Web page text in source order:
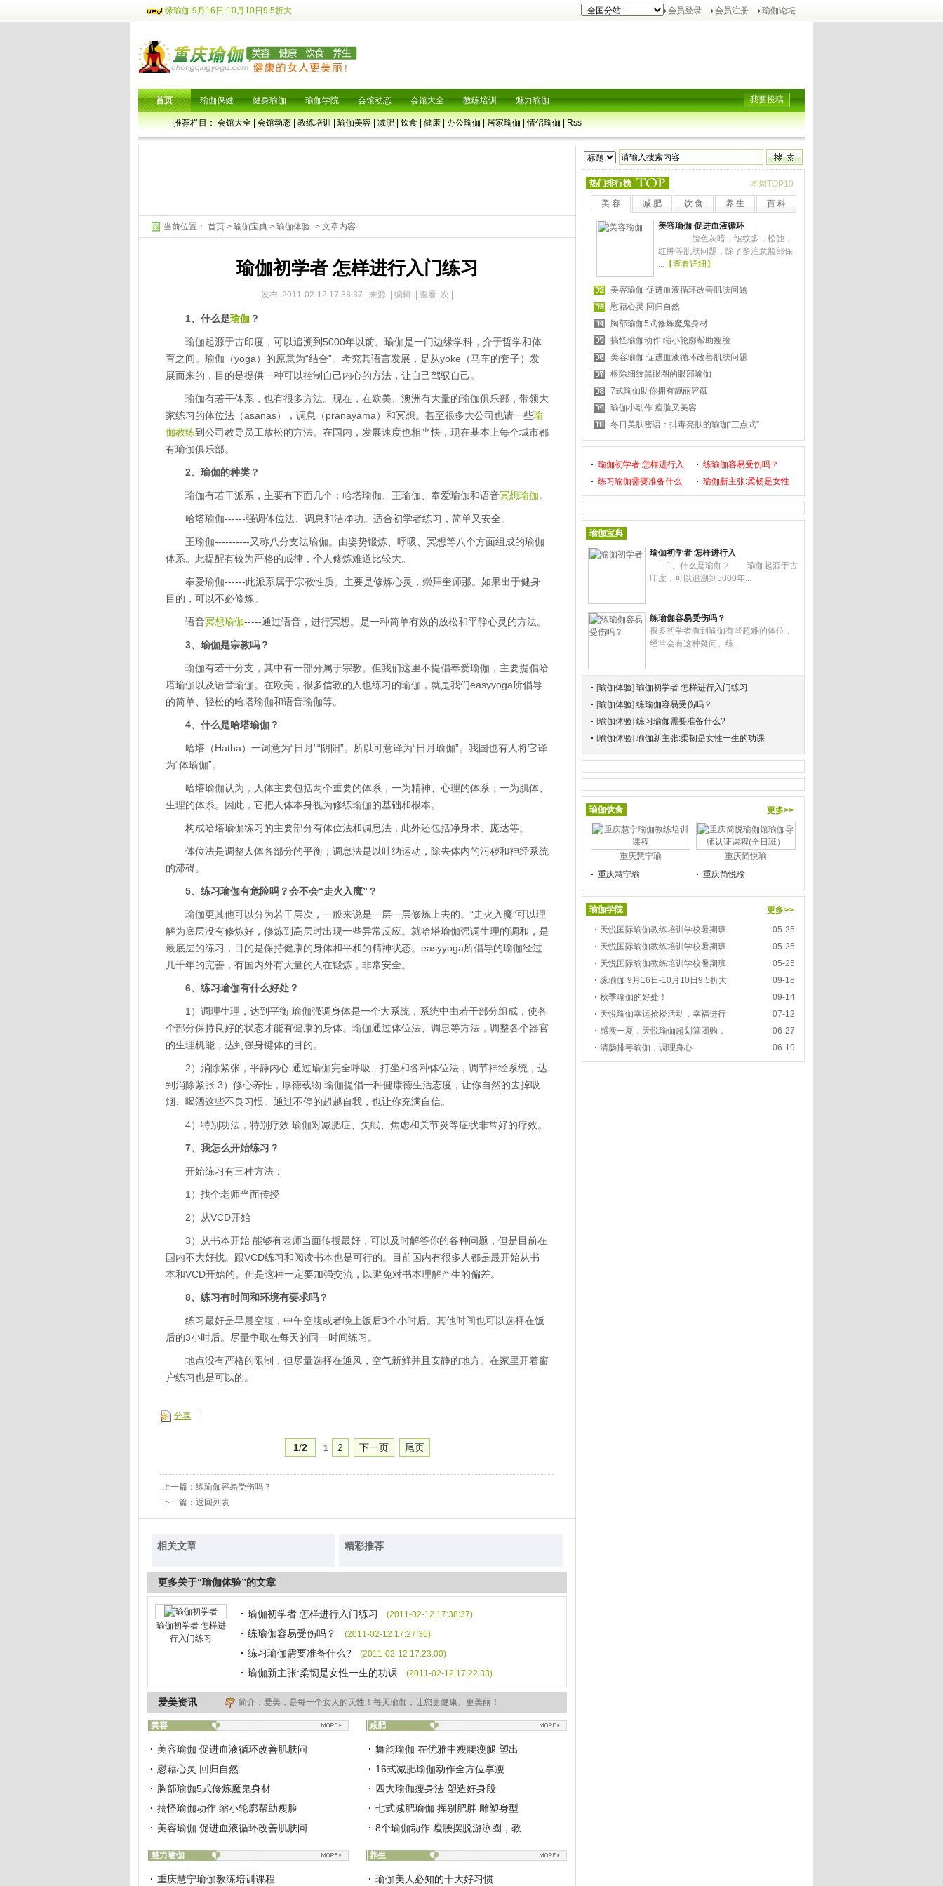
缘瑜伽 9月16日-10月10日9.5折大 会员登录 会员注册 瑜伽论坛
首页
推荐栏目：会馆大全|会馆动态|教练培训|瑜伽美容|减肥|饮食|健康|办公瑜伽|居家瑜伽|情侣瑜伽|Rss
瑜伽保健 健身瑜伽 瑜伽学院 会馆动态 会馆大全 教练培训 魅力瑜伽 我要投稿
当前位置： 首页 > 瑜伽宝典 > 瑜伽体验 -> 文章内容
瑜伽初学者 怎样进行入门练习
发布: 2011-02-12 17:38:37 | 来源: | 编辑: | 查看: 次 |
1、什么是瑜伽 ？
瑜伽起源于古印度，可以追溯到5000年以前。瑜伽是一门边缘学科，介于哲学和体
育之间。瑜伽（yoga）的原意为“结合”。考究其语言发展，是从yoke（马车的套子）发
展而来的，目的是提供一种可以控制自己内心的方法，让自己驾驭自己。
瑜伽有若干体系，也有很多方法。现在，在欧美、澳洲有大量的瑜伽俱乐部，带领大
家练习的体位法（asanas），调息（pranayama）和冥想。甚至很多大公司也请一些瑜
伽教练到公司教导员工放松的方法。在国内，发展速度也相当快，现在基本上每个城市都
有瑜伽俱乐部。
2、瑜伽的种类？
瑜伽有若干派系，主要有下面几个：哈塔瑜伽、王瑜伽、奉爱瑜伽和语音冥想瑜伽。
哈塔瑜伽------强调体位法、调息和洁净功。适合初学者练习，简单又安全。
王瑜伽----------又称八分支法瑜伽。由姿势锻炼、呼吸、冥想等八个方面组成的瑜伽
体系。此提醒有较为严格的戒律，个人修炼难道比较大。
奉爱瑜伽------此派系属于宗教性质。主要是修炼心灵，崇拜奎师那。如果出于健身
目的，可以不必修炼。
语音冥想瑜伽-----通过语音，进行冥想。是一种简单有效的放松和平静心灵的方法。
3、瑜伽是宗教吗？
瑜伽有若干分支，其中有一部分属于宗教。但我们这里不提倡奉爱瑜伽，主要提倡哈
塔瑜伽以及语音瑜伽。在欧美，很多信教的人也练习的瑜伽，就是我们easyyoga所倡导
的简单、轻松的哈塔瑜伽和语音瑜伽等。
4、什么是哈塔瑜伽？
哈塔（Hatha）一词意为“日月”“阴阳”。所以可意译为“日月瑜伽”。我国也有人将它译
为“体瑜伽”。
哈塔瑜伽认为，人体主要包括两个重要的体系，一为精神、心理的体系；一为肌体、
生理的体系。因此，它把人体本身视为修练瑜伽的基础和根本。
构成哈塔瑜伽练习的主要部分有体位法和调息法，此外还包括净身术、庞达等。
体位法是调整人体各部分的平衡；调息法是以吐纳运动，除去体内的污秽和神经系统
的滞碍。
5、练习瑜伽有危险吗？会不会“走火入魔”？
瑜伽更其他可以分为若干层次，一般来说是一层一层修炼上去的。“走火入魔”可以理
解为底层没有修炼好，修炼到高层时出现一些异常反应。就哈塔瑜伽强调生理的调和，是
最底层的练习，目的是保持健康的身体和平和的精神状态。easyyoga所倡导的瑜伽经过
几千年的完善，有国内外有大量的人在锻炼，非常安全。
6、练习瑜伽有什么好处？
1）调理生理，达到平衡 瑜伽强调身体是一个大系统，系统中由若干部分组成，使各
个部分保持良好的状态才能有健康的身体。瑜伽通过体位法、调息等方法，调整各个器官
的生理机能，达到强身键体的目的。
2）消除紧张，平静内心 通过瑜伽完全呼吸、打坐和各种体位法，调节神经系统，达
到消除紧张 3）修心养性，厚德载物 瑜伽提倡一种健康德生活态度，让你自然的去掉吸
烟、喝酒这些不良习惯。通过不停的超越自我，也让你充满自信。
4）特别功法，特别疗效 瑜伽对减肥症、失眠、焦虑和关节炎等症状非常好的疗效。
7、我怎么开始练习？
开始练习有三种方法：
1）找个老师当面传授
2）从VCD开始
3）从书本开始 能够有老师当面传授最好，可以及时解答你的各种问题，但是目前在
国内不大好找。跟VCD练习和阅读书本也是可行的。目前国内有很多人都是最开始从书
本和VCD开始的。但是这种一定要加强交流，以避免对书本理解产生的偏差。
8、练习有时间和环境有要求吗？
练习最好是早晨空腹，中午空腹或者晚上饭后3个小时后。其他时间也可以选择在饭
后的3小时后。尽量争取在每天的同一时间练习。
地点没有严格的限制，但尽量选择在通风，空气新鲜并且安静的地方。在家里开着窗
户练习也是可以的。
分享
1/2 1 2 下一页 尾页
上一篇： 练瑜伽容易受伤吗？
下一篇： 返回列表
相关文章 精彩推荐
更多关于“瑜伽体验”的文章
瑜伽初学者 怎样进
行入门练习
瑜伽初学者 怎样进行入门练习 (2011-02-12 17:38:37)
练瑜伽容易受伤吗？ (2011-02-12 17:27:36)
练习瑜伽需要准备什么? (2011-02-12 17:23:00)
瑜伽新主张:柔韧是女性一生的功课 (2011-02-12 17:22:33)
爱美资讯 简介：爱美，是每一个女人的天性！每天瑜伽，让您更健康、更美丽！
美容
美容瑜伽 促进血液循环改善肌肤问
慰藉心灵 回归自然
胸部瑜伽5式修炼魔鬼身材
搞怪瑜伽动作 缩小轮廓帮助瘦脸
美容瑜伽 促进血液循环改善肌肤问
减肥
舞韵瑜伽 在优雅中瘦腰瘦腿 塑出
16式减肥瑜伽动作全方位享瘦
四大瑜伽瘦身法 塑造好身段
七式减肥瑜伽 挥别肥胖 雕塑身型
8个瑜伽动作 瘦腰摆脱游泳圈，教
魅力瑜伽
重庆慧宁瑜伽教练培训课程
养生
瑜伽美人必知的十大好习惯
热门排行榜
本周TOP10
美 容
减 肥 饮 食 养 生 百 科
美容瑜伽 促进血液循环
脸色灰暗，皱纹多，松弛，
红肿等肌肤问题，除了多注意脸部保
...【查看详细】
美容瑜伽 促进血液循环改善肌肤问题
慰藉心灵 回归自然
胸部瑜伽5式修炼魔鬼身材
搞怪瑜伽动作 缩小轮廓帮助瘦脸
美容瑜伽 促进血液循环改善肌肤问题
根除细纹黑眼圈的眼部瑜伽
7式瑜伽助你拥有靓丽容颜
瑜伽小动作 瘦脸又美容
冬日美肤密语：排毒亮肤的瑜珈“三点式”
瑜伽初学者 怎样进行入
练瑜伽容易受伤吗？
练习瑜伽需要准备什么
瑜伽新主张:柔韧是女性
瑜伽宝典
瑜伽初学者 怎样进行入
1、什么是瑜伽？ 瑜伽起源于古
印度，可以追溯到5000年...
练瑜伽容易受伤吗？
很多初学者看到瑜伽有些超难的体位，
经常会有这种疑问。练...
[瑜伽体验] 瑜伽初学者 怎样进行入门练习
[瑜伽体验] 练瑜伽容易受伤吗？
[瑜伽体验] 练习瑜伽需要准备什么?
[瑜伽体验] 瑜伽新主张:柔韧是女性一生的功课
瑜伽饮食 更多>>
重庆慧宁瑜
重庆简悦瑜
重庆慧宁瑜
重庆简悦瑜
瑜伽学院
更多>>
天悦国际瑜伽教练培训学校暑期班
05-25
天悦国际瑜伽教练培训学校暑期班
05-25
天悦国际瑜伽教练培训学校暑期班
05-25
缘瑜伽 9月16日-10月10日9.5折大
09-18
秋季瑜伽的好处！
09-14
天悦瑜伽幸运抢楼活动，幸福进行
07-12
感瘦一夏，天悦瑜伽超划算团购，
06-27
清肠排毒瑜伽，调理身心
06-19